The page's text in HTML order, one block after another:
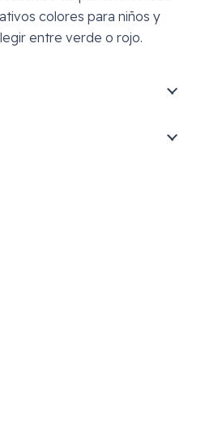
colores para niños y
entre verde o rojo.